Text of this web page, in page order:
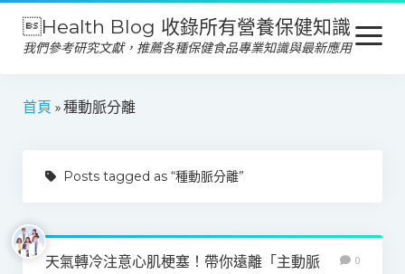
Health Blog 收錄所有營養保健知識
我們參考研究文獻，推薦各種保健食品專業知識與最新應用
open
menu
營養保健
產品推薦
心靈健康
首頁 »種動脈分離
Posts tagged as “種動脈分離”
天氣轉冷注意心肌梗塞！帶你遠離「主動脈
0